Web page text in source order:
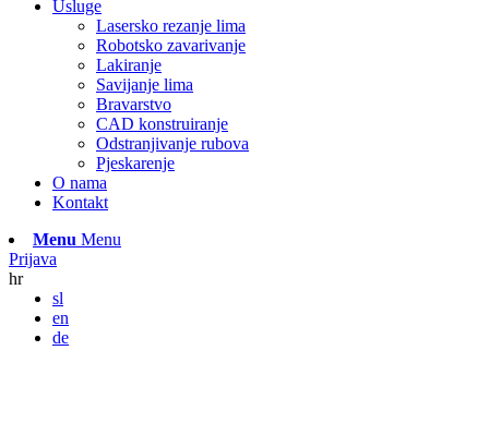
Usluge
Lasersko rezanje lima
Robotsko zavarivanje
Lakiranje
Savijanje lima
Bravarstvo
CAD konstruiranje
Odstranjivanje rubova
Pjeskarenje
O nama
Kontakt
Menu Menu
Prijava
hr
sl
en
de